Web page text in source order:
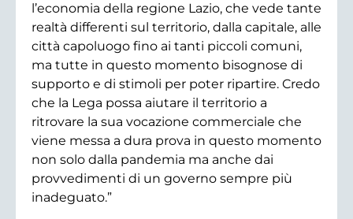
l’economia della regione Lazio, che vede tante
realtà differenti sul territorio, dalla capitale, alle
città capoluogo fino ai tanti piccoli comuni,
ma tutte in questo momento bisognose di
supporto e di stimoli per poter ripartire. Credo
che la Lega possa aiutare il territorio a
ritrovare la sua vocazione commerciale che
viene messa a dura prova in questo momento
non solo dalla pandemia ma anche dai
provvedimenti di un governo sempre più
inadeguato.”